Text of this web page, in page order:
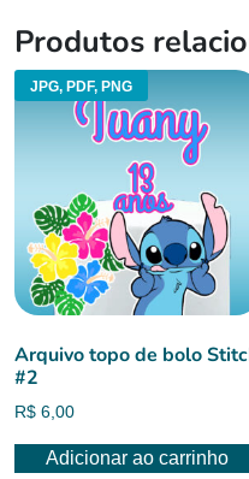
Produtos
JPG, PDF, PNG
Arquivo topo de bolo
#2
R$ 6,00
Adicionar ao carrinho